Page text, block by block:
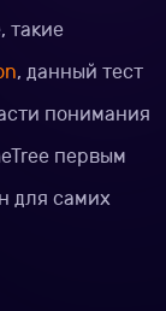
такие
, данный тест
понимания
первым
для самих